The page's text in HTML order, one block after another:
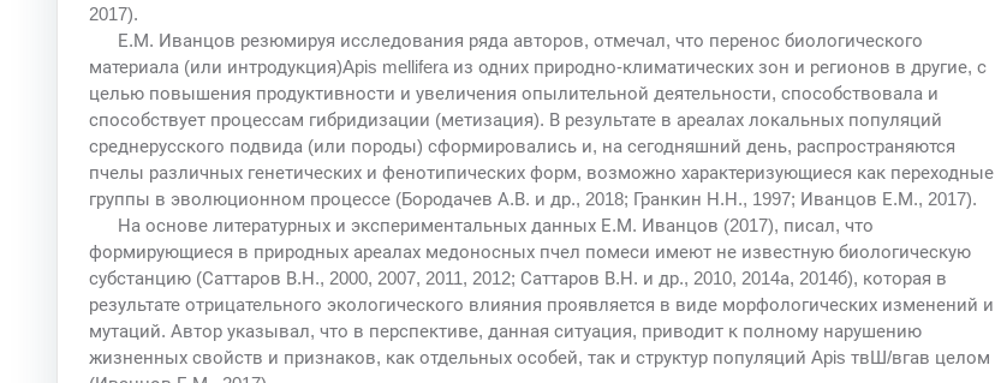
2017).
Е.М. Иванцов резюмируя исследования ряда авторов, отмечал, что перенос биологического
материала (или интродукция)Apis mellifera из одних природно-климатических зон и регионов в другие, с
целью повышения продуктивности и увеличения опылительной деятельности, способствовала и
способствует процессам гибридизации (метизация). В результате в ареалах локальных популяций
среднерусского подвида (или породы) сформировались и, на сегодняшний день, распространяются
пчелы различных генетических и фенотипических форм, возможно характеризующиеся как переходные
группы в эволюционном процессе (Бородачев А.В. и др., 2018; Гранкин Н.Н., 1997; Иванцов Е.М., 2017).
На основе литературных и экспериментальных данных Е.М. Иванцов (2017), писал, что
формирующиеся в природных ареалах медоносных пчел помеси имеют не известную биологическую
субстанцию (Саттаров В.Н., 2000, 2007, 2011, 2012; Саттаров В.Н. и др., 2010, 2014а, 2014б), которая в
результате отрицательного экологического влияния проявляется в виде морфологических изменений и
мутаций. Автор указывал, что в перспективе, данная ситуация, приводит к полному нарушению
жизненных свойств и признаков, как отдельных особей, так и структур популяций Apis твШ/вгав целом